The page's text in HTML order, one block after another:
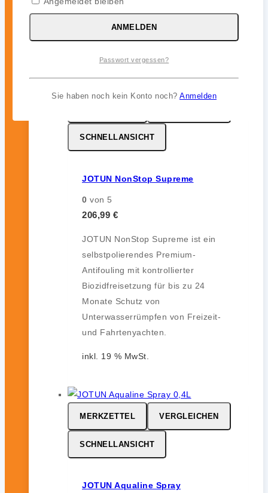
SCHNELLANSICHT
JOTUN NonStop Supreme
0 von 5
206,99 €
JOTUN NonStop Supreme ist ein
selbstpolierendes Premium-
Antifouling mit kontrollierter
Biozidfreisetzung für bis zu 24
Monate Schutz von
Unterwasserrümpfen von Freizeit-
und Fahrtenyachten.
inkl. 19 % MwSt.
MERKZETTEL VERGLEICHEN
SCHNELLANSICHT
JOTUN Aqualine Spray
ANMELDEN
Passwort vergessen?
Sie haben noch kein Konto noch? Anmelden